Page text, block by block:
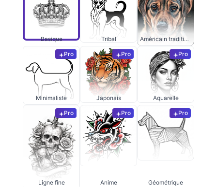
Basique Tribal Américain traditionnel
Pro
Minimaliste
Pro
Japonais
Pro
Aquarelle
Pro
Ligne fine
Pro
Anime
Pro
Géométrique